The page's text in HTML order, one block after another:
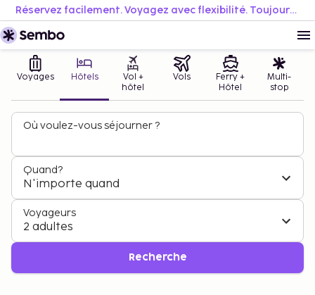
Réservez facilement. Voyagez avec flexibilité. Toujours au meilleur prix.
Voyages Hôtels
Vol +
hôtel
Vols
Ferry +
Hôtel
Multi-
stop
Où voulez-vous séjourner ?
Quand?
N'importe quand
Voyageurs
2 adultes
Recherche